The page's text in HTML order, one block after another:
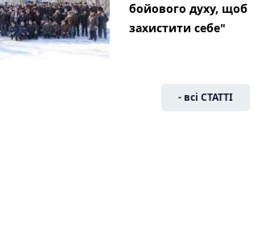
бойового духу, щоб
захистити себе"
- всі СТАТТІ